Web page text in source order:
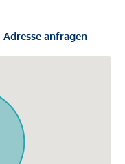
Adresse anfragen